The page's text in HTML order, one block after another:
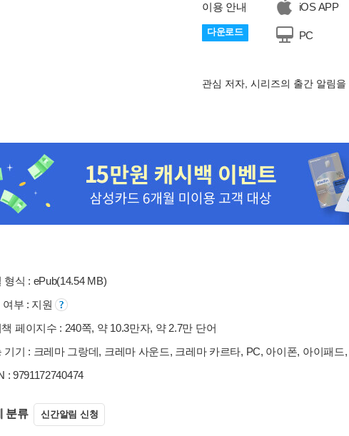
이용 안내
다운로드
iOS APP
PC
관심 저자, 시리즈의 출간 알림을
형식 : ePub(14.54 MB)
여부 : 지원
페이지수 : 240쪽, 약 10.3만자, 약 2.7만 단어
기기 : 크레마 그랑데, 크레마 사운드, 크레마 카르타, PC, 아이폰, 아이패드
: 9791172740474
분류 신간알림 신청